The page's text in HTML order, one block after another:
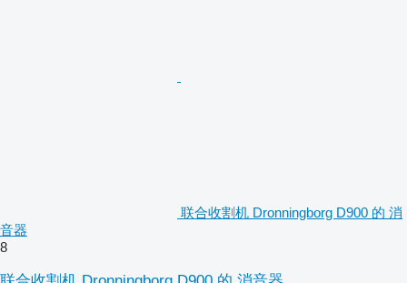
联合收割机 Dronningborg D900 的 消
音器
8